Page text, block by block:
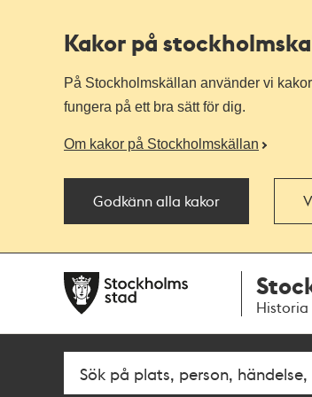
Kakor på
På Stockholmskällan använder vi
fungera på ett bra sätt för dig.
Om kakor på Stockholmskällan
Godkänn alla kakor
navigationen
huvudinnehållet
Historia
Fritextsök